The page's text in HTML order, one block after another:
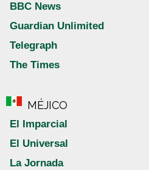
BBC News
Guardian Unlimited
Telegraph
The Times
MÉJICO
El Imparcial
El Universal
La Jornada